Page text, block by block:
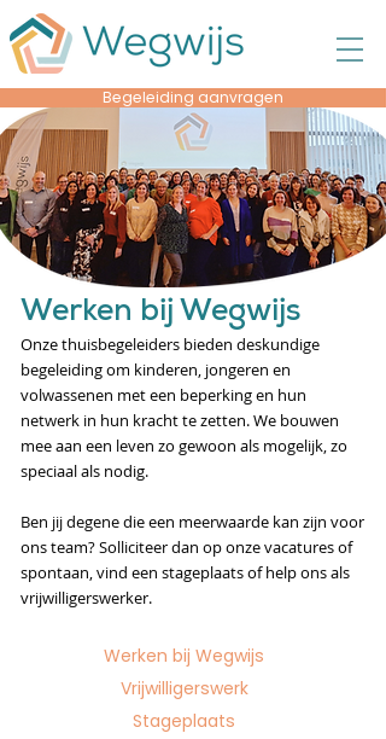
Begeleiding aanvragen
Werken bij Wegwijs
Onze thuisbegeleiders bieden deskundige
begeleiding om kinderen, jongeren en
volwassenen met een beperking en hun
netwerk in hun kracht te zetten. We bouwen
mee aan een leven zo gewoon als mogelijk, zo
speciaal als nodig.
Ben jij degene die een meerwaarde kan zijn voor
ons team? Solliciteer dan op onze vacatures of
spontaan, vind een stageplaats of help ons als
vrijwilligerswerker.
Werken bij Wegwijs
Vrijwilligerswerk
Stageplaats